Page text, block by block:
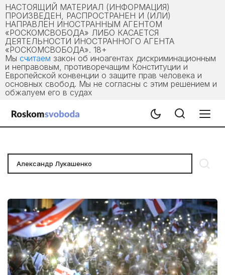
НАСТОЯЩИЙ МАТЕРИАЛ (ИНФОРМАЦИЯ)
ПРОИЗВЕДЕН, РАСПРОСТРАНЕН И (ИЛИ)
НАПРАВЛЕН ИНОСТРАННЫМ АГЕНТОМ
«РОСКОМСВОБОДА» ЛИБО КАСАЕТСЯ
ДЕЯТЕЛЬНОСТИ ИНОСТРАННОГО АГЕНТА
«РОСКОМСВОБОДА». 18+
Мы считаем закон об иноагентах дискриминационным
и неправовым, противоречащим Конституции и
Европейской конвенции о защите прав человека и
основных свобод. Мы не согласны с этим решением и
обжалуем его в судах